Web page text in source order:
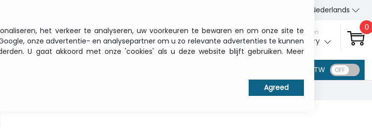
Nederlands
Aanmelden
My ITCurry
0
BTW
het verkeer te analyseren, uw voorkeuren te bewaren en om onze site te
onze advertentie- en analysepartner om u zo relevante advertenties te kunnen
U gaat akkoord met onze 'cookies' als u deze website blijft gebruiken. Meer